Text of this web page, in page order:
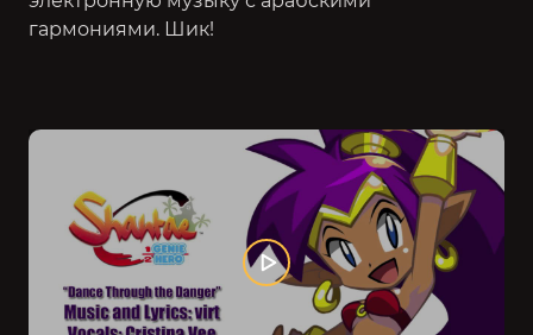
гармониями. Шик!